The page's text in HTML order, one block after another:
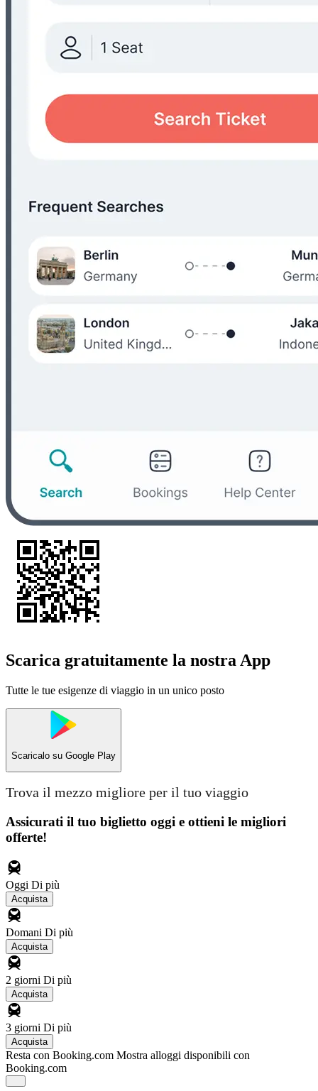
Scarica gratuitamente la nostra App
Tutte le tue esigenze di viaggio in un unico posto
Scaricalo su Google Play
Trova il mezzo migliore per il tuo viaggio
Assicurati il ​​tuo biglietto oggi e ottieni le migliori
offerte!
Oggi Di più
Acquista
Domani Di più
Acquista
2 giorni Di più
Acquista
3 giorni Di più
Acquista
Resta con Booking.com Mostra alloggi disponibili con
Booking.com